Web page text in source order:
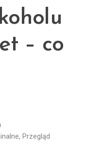
– co
, Przegląd